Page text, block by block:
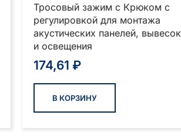
Тросовый зажим с Крюком с
регулировкой для монтажа
акустических панелей, вывесок
и освещения
174,61 ₽
В КОРЗИНУ